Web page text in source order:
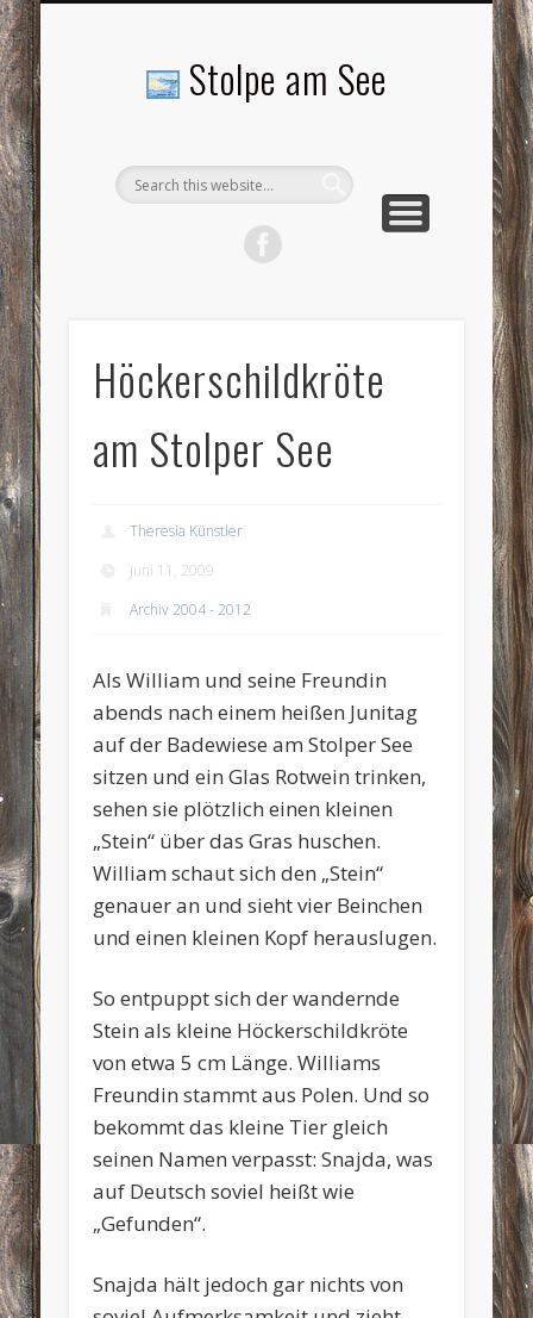
Stolpe am See
Höckerschildkröte
am Stolper See
Theresia Künstler
Juni 11, 2009
Archiv 2004 - 2012
Als William und seine Freundin
abends nach einem heißen Junitag
auf der Badewiese am Stolper See
sitzen und ein Glas Rotwein trinken,
sehen sie plötzlich einen kleinen
„Stein“ über das Gras huschen.
William schaut sich den „Stein“
genauer an und sieht vier Beinchen
und einen kleinen Kopf herauslugen.
So entpuppt sich der wandernde
Stein als kleine Höckerschildkröte
von etwa 5 cm Länge. Williams
Freundin stammt aus Polen. Und so
bekommt das kleine Tier gleich
seinen Namen verpasst: Snajda, was
auf Deutsch soviel heißt wie
„Gefunden“.
Snajda hält jedoch gar nichts von